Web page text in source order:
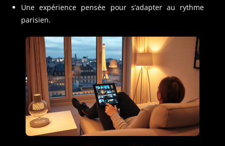
Une expérience pensée pour s’adapter au rythme
parisien.